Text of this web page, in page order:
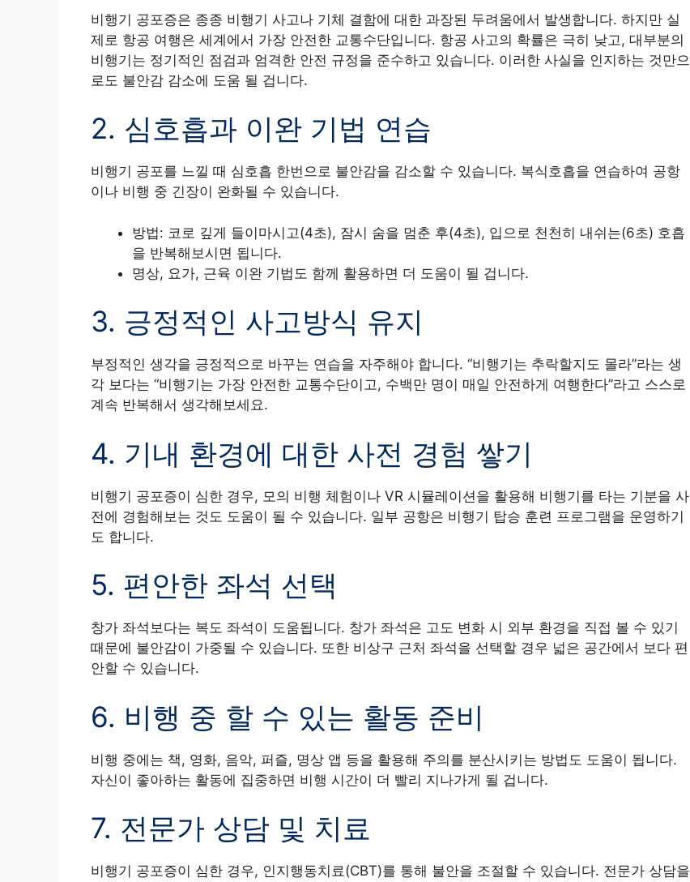
비행기 공포증은 종종 비행기 사고나 기체 결함에 대한 과장된 두려움에서 발생합니다. 하지만 실
제로 항공 여행은 세계에서 가장 안전한 교통수단입니다. 항공 사고의 확률은 극히 낮고, 대부분의
비행기는 정기적인 점검과 엄격한 안전 규정을 준수하고 있습니다. 이러한 사실을 인지하는 것만으
로도 불안감 감소에 도움 될 겁니다.
2. 심호흡과 이완 기법 연습
비행기 공포를 느낄 때 심호흡 한번으로 불안감을 감소할 수 있습니다. 복식호흡을 연습하여 공항
이나 비행 중 긴장이 완화될 수 있습니다.
방법: 코로 깊게 들이마시고(4초), 잠시 숨을 멈춘 후(4초), 입으로 천천히 내쉬는(6초) 호흡
을 반복해보시면 됩니다.
명상, 요가, 근육 이완 기법도 함께 활용하면 더 도움이 될 겁니다.
3. 긍정적인 사고방식 유지
부정적인 생각을 긍정적으로 바꾸는 연습을 자주해야 합니다. “비행기는 추락할지도 몰라”라는 생
각 보다는 “비행기는 가장 안전한 교통수단이고, 수백만 명이 매일 안전하게 여행한다”라고 스스로
계속 반복해서 생각해보세요.
4. 기내 환경에 대한 사전 경험 쌓기
비행기 공포증이 심한 경우, 모의 비행 체험이나 VR 시뮬레이션을 활용해 비행기를 타는 기분을 사
전에 경험해보는 것도 도움이 될 수 있습니다. 일부 공항은 비행기 탑승 훈련 프로그램을 운영하기
도 합니다.
5. 편안한 좌석 선택
창가 좌석보다는 복도 좌석이 도움됩니다. 창가 좌석은 고도 변화 시 외부 환경을 직접 볼 수 있기
때문에 불안감이 가중될 수 있습니다. 또한 비상구 근처 좌석을 선택할 경우 넓은 공간에서 보다 편
안할 수 있습니다.
6. 비행 중 할 수 있는 활동 준비
비행 중에는 책, 영화, 음악, 퍼즐, 명상 앱 등을 활용해 주의를 분산시키는 방법도 도움이 됩니다.
자신이 좋아하는 활동에 집중하면 비행 시간이 더 빨리 지나가게 될 겁니다.
7. 전문가 상담 및 치료
비행기 공포증이 심한 경우, 인지행동치료(CBT)를 통해 불안을 조절할 수 있습니다. 전문가 상담을